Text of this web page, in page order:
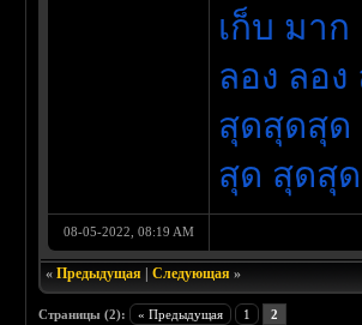
เก็บ มา
ลอง ลอง
สุดสุดสุด
สุด สุดสุ
08-05-2022, 08:19 AM
«Предыдущая |Следующая »
Страницы (2): « Предыдущая 1 2